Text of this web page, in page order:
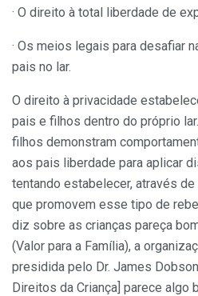
· O direito à total liberdade de
· Os meios legais para desafiar
pais no lar.
O direito à privacidade
pais e filhos dentro do próprio
filhos demonstram
aos pais liberdade para aplicar
tentando estabelecer, através
que promovem esse tipo de
diz sobre as crianças pareça
(Valor para a Família), a
presidida pelo Dr. James
Direitos da Criança] parece algo